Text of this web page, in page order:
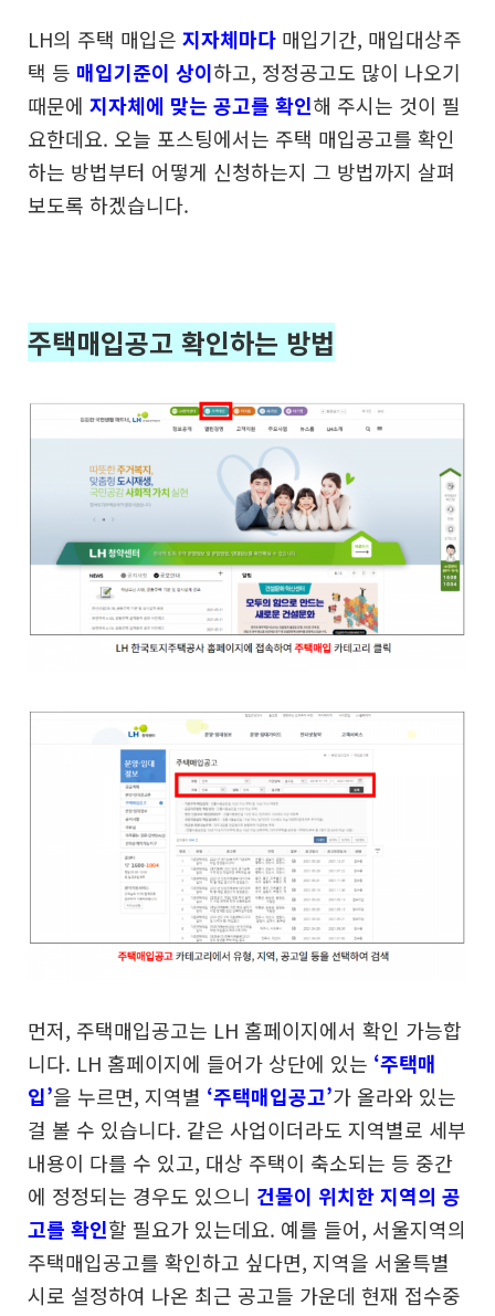
LH의 주택 매입은 지자체마다 매입기간, 매입대상주
택 등 매입기준이 상이하고, 정정공고도 많이 나오기
때문에 지자체에 맞는 공고를 확인해 주시는 것이 필
요한데요. 오늘 포스팅에서는 주택 매입공고를 확인
하는 방법부터 어떻게 신청하는지 그 방법까지 살펴
보도록 하겠습니다.
주택매입공고 확인하는 방법
먼저, 주택매입공고는 LH 홈페이지에서 확인 가능합
니다. LH 홈페이지에 들어가 상단에 있는 ‘주택매
입’을 누르면, 지역별 ‘주택매입공고’가 올라와 있는
걸 볼 수 있습니다. 같은 사업이더라도 지역별로 세부
내용이 다를 수 있고, 대상 주택이 축소되는 등 중간
에 정정되는 경우도 있으니 건물이 위치한 지역의 공
고를 확인할 필요가 있는데요. 예를 들어, 서울지역의
주택매입공고를 확인하고 싶다면, 지역을 서울특별
시로 설정하여 나온 최근 공고들 가운데 현재 접수중